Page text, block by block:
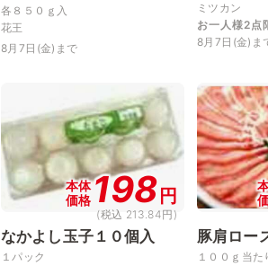
各８５０ｇ入
花王
8月7日(金)まで
ミツカン
お一人様2点
8月7日(金)ま
本体
価格198 円
(税込 213.84円)
なかよし玉子１０個入
１パック
豚肩ロー
１００ｇ当た